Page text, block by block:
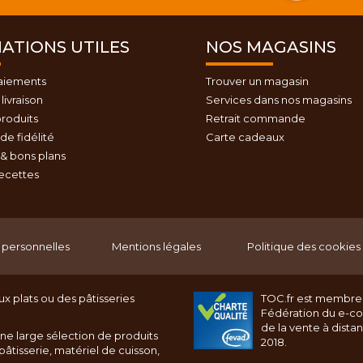
UTILES
fidélité
bons plans
NOS MAGASINS
Trouver un magasin
Services dans nos magasins
Retrait commande
Carte cadeaux
personnelles Mentions légales Politique des cookies
plats ou des pâtisseries
large sélection de produits
matériel de cuisson,
TOC.fr est membre
Fédération du e-
de la vente à
2018.